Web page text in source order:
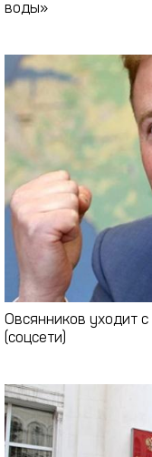
воды»
Овсянников уходит
(соцсети)